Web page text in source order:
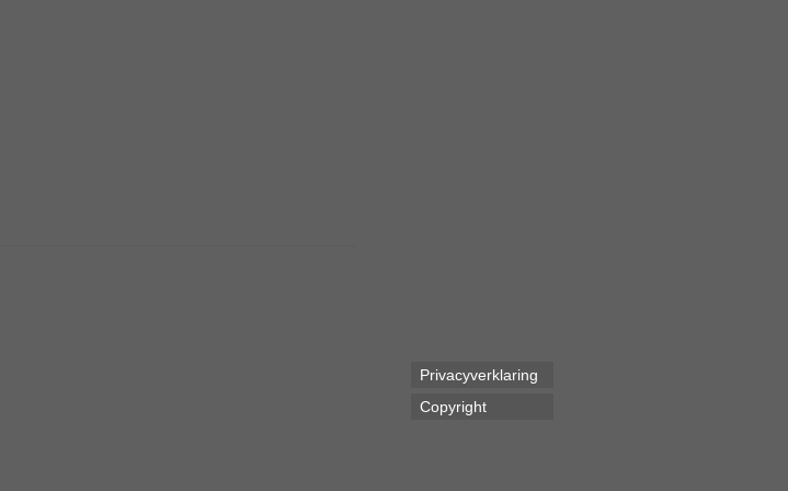
Privacyverklaring
Copyright